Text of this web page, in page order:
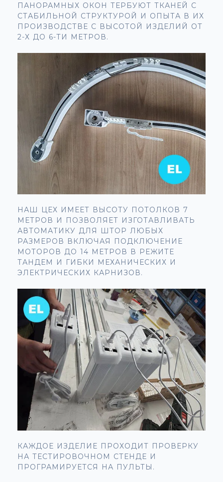
ПАНОРАМНЫХ ОКОН ТЕРБУЮТ ТКАНЕЙ С
СТАБИЛЬНОЙ СТРУКТУРОЙ И ОПЫТА В ИХ
ПРОИЗВОДСТВЕ С ВЫСОТОЙ ИЗДЕЛИЙ ОТ
2-Х ДО 6-ТИ МЕТРОВ.
НАШ ЦЕХ ИМЕЕТ ВЫСОТУ ПОТОЛКОВ 7
МЕТРОВ И ПОЗВОЛЯЕТ ИЗГОТАВЛИВАТЬ
АВТОМАТИКУ ДЛЯ ШТОР ЛЮБЫХ
РАЗМЕРОВ ВКЛЮЧАЯ ПОДКЛЮЧЕНИЕ
МОТОРОВ ДО 14 МЕТРОВ В РЕЖИТЕ
ТАНДЕМ И ГИБКИ МЕХАНИЧЕСКИХ И
ЭЛЕКТРИЧЕСКИХ КАРНИЗОВ.
КАЖДОЕ ИЗДЕЛИЕ ПРОХОДИТ ПРОВЕРКУ
НА ТЕСТИРОВОЧНОМ СТЕНДЕ И
ПРОГРАМИРУЕТСЯ НА ПУЛЬТЫ.